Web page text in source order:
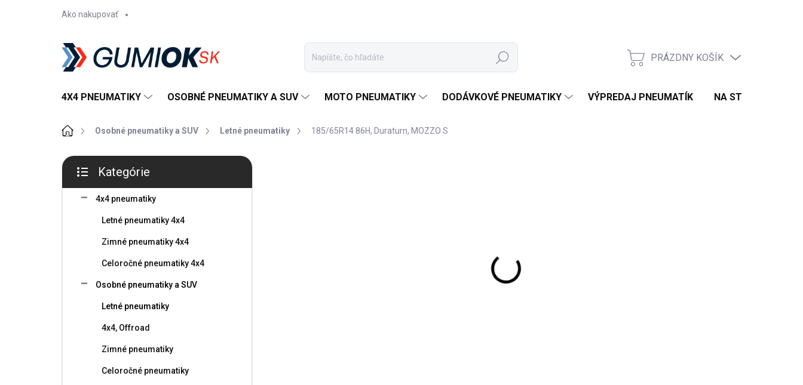
Ako nakupovať
Hľadať
NÁKUPNÝ
PRÁZDNY KOŠÍK
4X4 PNEUMATIKY OSOBNÉ PNEUMATIKY A SUV MOTO PNEUMATIKY DODÁVKOVÉ PNEUMATIKY VÝPREDAJ PNEUMATÍK NA STIAHNUTIE
DomovOsobné pneumatiky a SUV Letné pneumatiky 185/65R14 86H, Duraturn, MOZZO S
B
č
kategórie
Kategórie
4x4 pneumatiky
Letné pneumatiky 4x4
Zimné pneumatiky 4x4
Celoročné pneumatiky 4x4
Osobné pneumatiky a SUV
Letné pneumatiky
4x4, Offroad
Zimné pneumatiky
Celoročné pneumatiky